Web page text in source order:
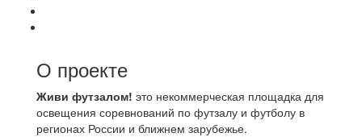
О проекте
Живи футзалом! это некоммерческая площадка для
освещения соревнований по футзалу и футболу в
регионах России и ближнем зарубежье.